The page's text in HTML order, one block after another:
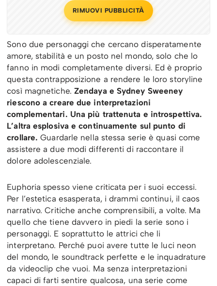
RIMUOVI PUBBLICITÀ
Sono due personaggi che cercano disperatamente
amore, stabilità e un posto nel mondo, solo che lo
fanno in modi completamente diversi. Ed è proprio
questa contrapposizione a rendere le loro storyline
così magnetiche. Zendaya e Sydney Sweeney
riescono a creare due interpretazioni
complementari. Una più trattenuta e introspettiva.
L’altra esplosiva e continuamente sul punto di
crollare.Guardarle nella stessa serie è quasi come
assistere a due modi differenti di raccontare il
dolore adolescenziale.
Euphoria spesso viene criticata per i suoi eccessi.
Per l’estetica esasperata, i drammi continui, il caos
narrativo. Critiche anche comprensibili, a volte. Ma
quello che tiene davvero in piedi la serie sono i
personaggi. E soprattutto le attrici che li
interpretano. Perché puoi avere tutte le luci neon
del mondo, le soundtrack perfette e le inquadrature
da videoclip che vuoi. Ma senza interpretazioni
capaci di farti sentire qualcosa, una serie come